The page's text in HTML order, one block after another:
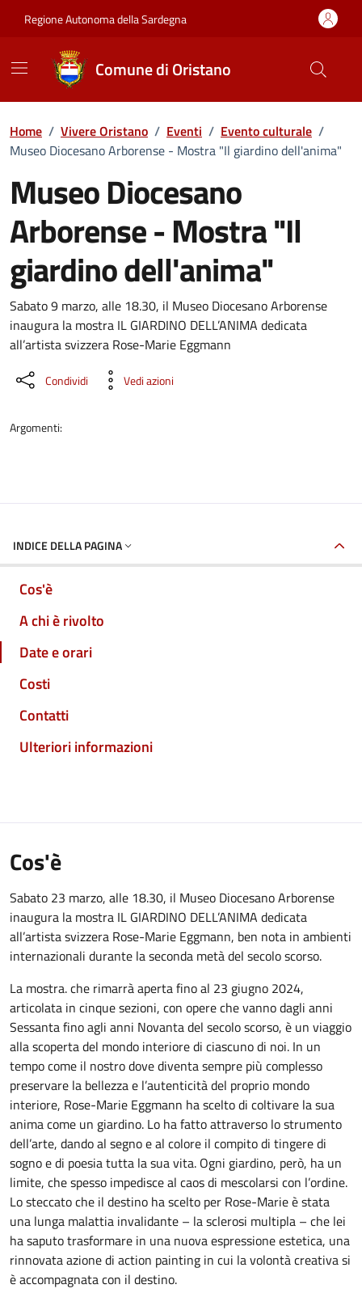
Regione Autonoma della Sardegna
Comune di Oristano
Home / Vivere Oristano / Eventi / Evento culturale /
Museo Diocesano Arborense - Mostra "Il giardino dell'anima"
Museo Diocesano
Arborense - Mostra "Il
giardino dell'anima"
Dettaglio dell'evento
Sabato 9 marzo, alle 18.30, il Museo Diocesano Arborense
inaugura la mostra IL GIARDINO DELL’ANIMA dedicata
all’artista svizzera Rose-Marie Eggmann
Condividi Vedi azioni
Argomenti:
INDICE DELLA PAGINA
Cos'è
A chi è rivolto
Date e orari
Costi
Contatti
Ulteriori informazioni
Cos'è
Sabato 23 marzo, alle 18.30, il Museo Diocesano Arborense
inaugura la mostra IL GIARDINO DELL’ANIMA dedicata
all’artista svizzera Rose-Marie Eggmann, ben nota in ambienti
internazionali durante la seconda metà del secolo scorso.
La mostra. che rimarrà aperta fino al 23 giugno 2024,
articolata in cinque sezioni, con opere che vanno dagli anni
Sessanta fino agli anni Novanta del secolo scorso, è un viaggio
alla scoperta del mondo interiore di ciascuno di noi. In un
tempo come il nostro dove diventa sempre più complesso
preservare la bellezza e l’autenticità del proprio mondo
interiore, Rose-Marie Eggmann ha scelto di coltivare la sua
anima come un giardino. Lo ha fatto attraverso lo strumento
dell’arte, dando al segno e al colore il compito di tingere di
sogno e di poesia tutta la sua vita. Ogni giardino, però, ha un
limite, che spesso impedisce al caos di mescolarsi con l’ordine.
Lo steccato che il destino ha scelto per Rose-Marie è stata
una lunga malattia invalidante – la sclerosi multipla – che lei
ha saputo trasformare in una nuova espressione estetica, una
rinnovata azione di action painting in cui la volontà creativa si
è accompagnata con il destino.